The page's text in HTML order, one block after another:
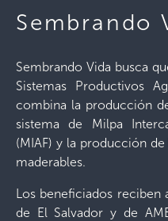
Sembrando
Sembrando Vida busca
Sistemas Productivos
combina la producción
sistema de Milpa
(MIAF) y la producción
maderables.
Los beneficiados
de El Salvador y de